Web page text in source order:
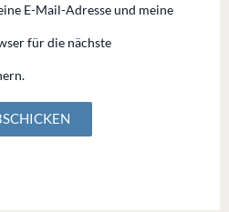
E-Mail-Adresse und meine
für die nächste